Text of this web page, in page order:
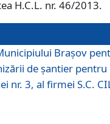
H.C.L. nr. 46/2013.
Braşov
de șantier pentru
nr. 3, al firmei S.C.